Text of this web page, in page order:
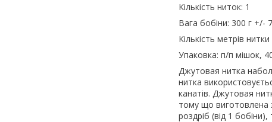
Кількість ниток: 1
Вага бобіни: 300 г +/-
Кількість метрів
Упаковка: п/п мішок,
Джутовая нитка
нитка
канатів. Джутовая
тому що виготовлена
роздріб (від 1 бобіни),